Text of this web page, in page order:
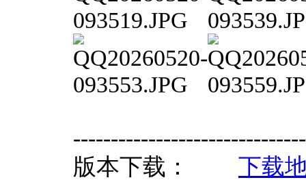
版本下载： 下载